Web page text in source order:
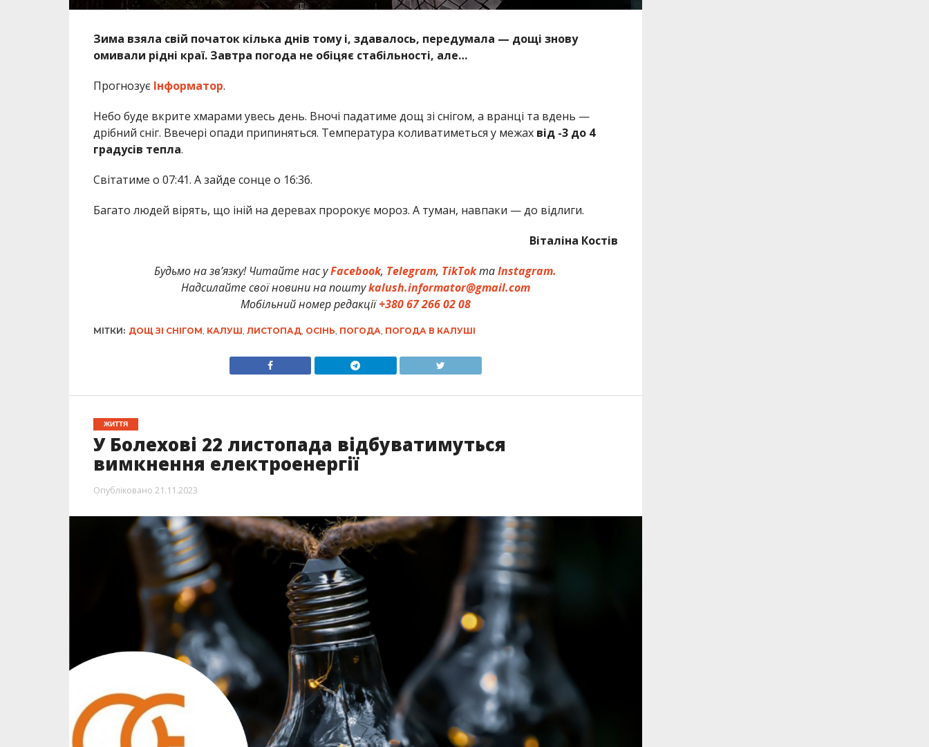
Зима взяла свій початок кілька днів тому і, здавалось, передумала — дощі знову
омивали рідні краї. Завтра погода не обіцяє стабільності, але…
Прогнозує Інформатор.
Небо буде вкрите хмарами увесь день. Вночі падатиме дощ зі снігом, а вранці та вдень —
дрібний сніг. Ввечері опади припиняться. Температура коливатиметься у межах від -3 до 4
градусів тепла.
Світатиме о 07:41. А зайде сонце о 16:36.
Багато людей вірять, що іній на деревах пророкує мороз. А туман, навпаки — до відлиги.
Віталіна Костів
Будьмо на зв’язку! Читайте нас уFacebook, Telegram, TikTokтаInstagram.
Надсилайте свої новини на поштуkalush.informator@gmail.com
Мобільний номер редакції+380 67 266 02 08
МІТКИ: ДОЩ ЗІ СНІГОМ, КАЛУШ, ЛИСТОПАД, ОСІНЬ, ПОГОДА, ПОГОДА В КАЛУШІ
ЖИТТЯ
У Болехові 22 листопада відбуватимуться
вимкнення електроенергії
Опубліковано 21.11.2023